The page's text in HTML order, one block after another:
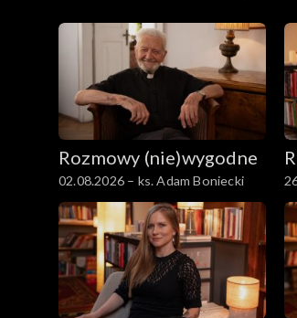
Rozmowy (nie)wygodne
02.08.2026 – ks. Adam Boniecki